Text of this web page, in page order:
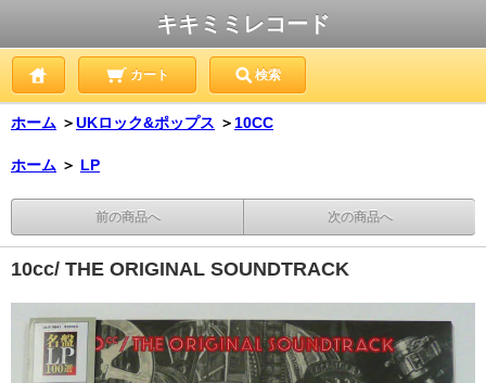
キキミミレコード
カート 検索
ホーム ＞UKロック&ポップス ＞ 10CC
ホーム ＞ LP
前の商品へ 次の商品へ
10cc/ THE ORIGINAL SOUNDTRACK